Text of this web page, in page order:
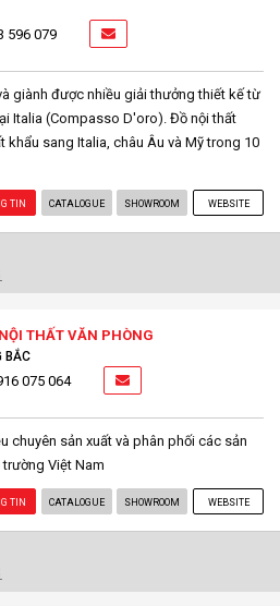
596 079
giành được nhiều giải thưởng thiết kế từ
Italia (Compasso D'oro). Đồ nội thất
khẩu sang Italia, châu Âu và Mỹ trong 10
TIN CATALOGUE SHOWROOM WEBSITE
THẤT VĂN PHÒNG
BẮC
075 064
chuyên sản xuất và phân phối các sản
Việt Nam
TIN CATALOGUE SHOWROOM WEBSITE